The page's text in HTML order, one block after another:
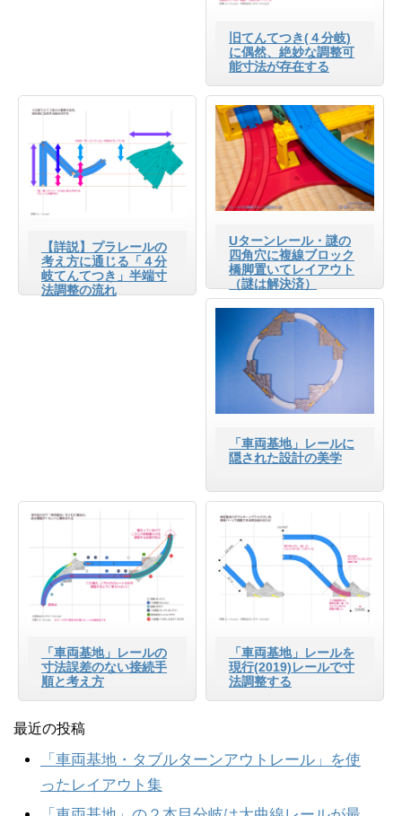
旧てんてつき(４分岐)
に偶然、絶妙な調整可
能寸法が存在する
【詳説】プラレールの
考え方に通じる「４分
岐てんてつき」半端寸
法調整の流れ
Uターンレール・謎の
四角穴に複線ブロック
橋脚置いてレイアウト
（謎は解決済）
「車両基地」レールに
隠された設計の美学
「車両基地」レールの
寸法誤差のない接続手
順と考え方
「車両基地」レールを
現行(2019)レールで寸
法調整する
最近の投稿
「車両基地・タブルターンアウトレール」を使
ったレイアウト集